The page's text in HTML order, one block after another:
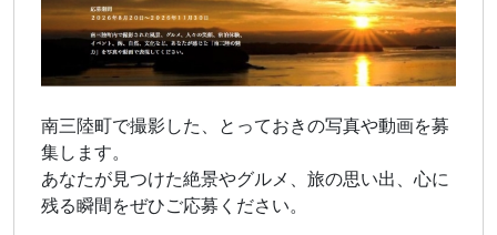
南三陸町で撮影した、とっておきの写真や動画を募
集します。
あなたが見つけた絶景やグルメ、旅の思い出、心に
残る瞬間をぜひご応募ください。